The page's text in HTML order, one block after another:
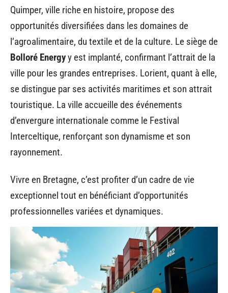
Quimper, ville riche en histoire, propose des
opportunités diversifiées dans les domaines de
l’agroalimentaire, du textile et de la culture. Le siège de
Bolloré Energyy est implanté, confirmant l’attrait de la
ville pour les grandes entreprises. Lorient, quant à elle,
se distingue par ses activités maritimes et son attrait
touristique. La ville accueille des événements
d’envergure internationale comme le Festival
Interceltique, renforçant son dynamisme et son
rayonnement.
Vivre en Bretagne, c’est profiter d’un cadre de vie
exceptionnel tout en bénéficiant d’opportunités
professionnelles variées et dynamiques.